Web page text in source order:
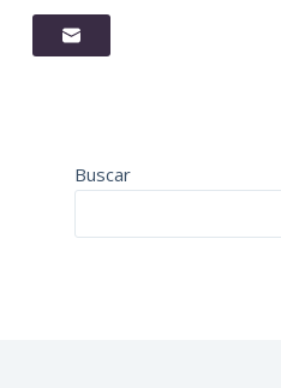
Buscar